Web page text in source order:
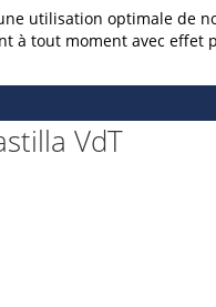
utilisation optimale de
à tout moment avec
VdT